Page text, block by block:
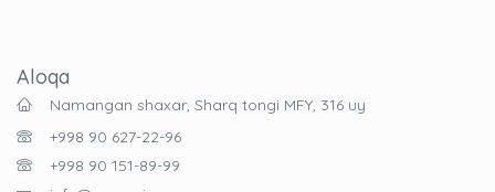
Aloqa
Namangan shaxar, Sharq tongi MFY, 316 uy
+998 90 627-22-96
+998 90 151-89-99